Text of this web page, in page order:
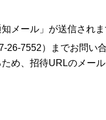
メール」が送信されま
26-7552）までお問い
め、招待URLのメー